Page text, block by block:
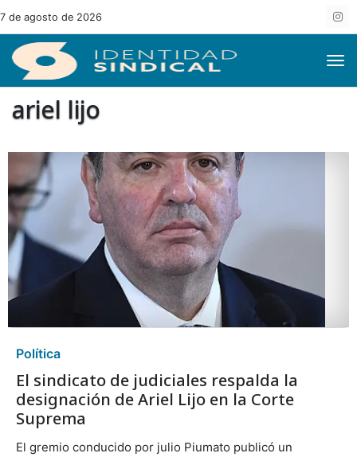
7 de agosto de 2026
ariel lijo
Política
El sindicato de judiciales respalda la
designación de Ariel Lijo en la Corte
Suprema
El gremio conducido por julio Piumato publicó un